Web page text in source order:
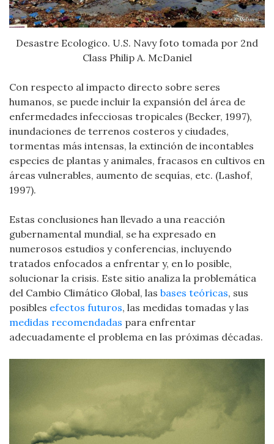
Desastre Ecologico. U.S. Navy foto tomada por 2nd
Class Philip A. McDaniel
Con respecto al impacto directo sobre seres
humanos, se puede incluir la expansión del área de
enfermedades infecciosas tropicales (Becker, 1997),
inundaciones de terrenos costeros y ciudades,
tormentas más intensas, la extinción de incontables
especies de plantas y animales, fracasos en cultivos en
áreas vulnerables, aumento de sequías, etc. (Lashof,
1997).
Estas conclusiones han llevado a una reacción
gubernamental mundial, se ha expresado en
numerosos estudios y conferencias, incluyendo
tratados enfocados a enfrentar y, en lo posible,
solucionar la crisis. Este sitio analiza la problemática
del Cambio Climático Global, las bases teóricas, sus
posibles efectos futuros, las medidas tomadas y las
medidas recomendadas para enfrentar
adecuadamente el problema en las próximas décadas.